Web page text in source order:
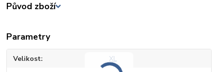
Původ zboží
Parametry
Velikost XL